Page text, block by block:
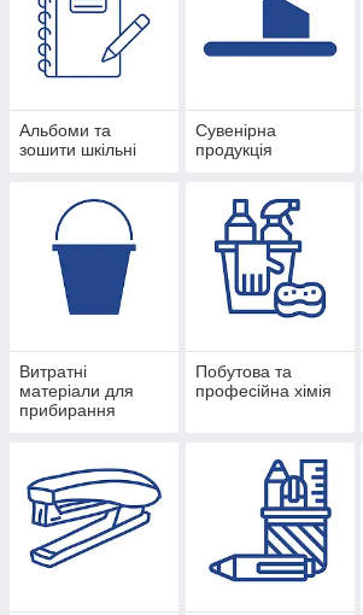
Альбоми та
зошити шкільні
Сувенірна
продукція
Витратні
матеріали для
прибирання
Побутова та
професійна хімія